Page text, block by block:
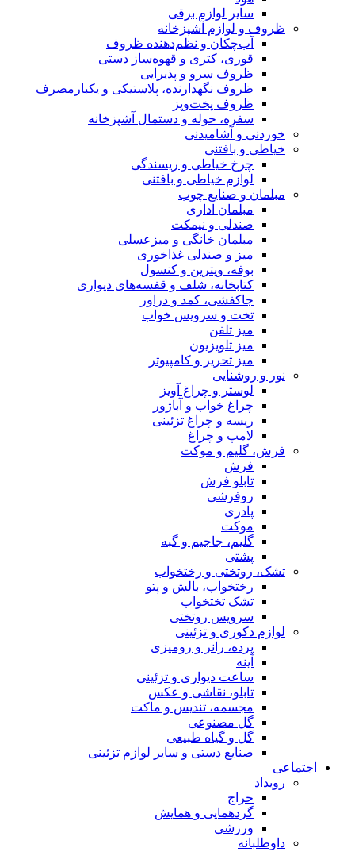
سایر لوازم برقی
ظروف و لوازم آشپزخانه
آب‌چکان و نظم‌دهنده ظروف
قوری، کتری و قهوه‌ساز دستی
ظروف سرو و پذیرایی
ظروف نگهدارنده، پلاستیکی و یکبارمصرف
ظروف پخت‌وپز
سفره، حوله و دستمال آشپزخانه
خوردنی و آشامیدنی
خیاطی و بافتنی
چرخ خیاطی و ریسندگی
لوازم خیاطی و بافتنی
مبلمان و صنایع چوب
مبلمان اداری
صندلی و نیمکت
مبلمان خانگی و میزعسلی
میز و صندلی غذاخوری
بوفه، ویترین و کنسول
کتابخانه، شلف و قفسه‌های دیواری
جاکفشی، کمد و دراور
تخت و سرویس خواب
میز تلفن
میز تلویزیون
میز تحریر و کامپیوتر
نور و روشنایی
لوستر و چراغ آویز
چراغ خواب و آباژور
ریسه و چراغ تزئینی
لامپ و چراغ
فرش، گلیم و موکت
فرش
تابلو فرش
روفرشی
پادری
موکت
گلیم، جاجیم و گبه
پشتی
تشک، روتختی و رختخواب
رختخواب، بالش و پتو
تشک تختخواب
سرویس روتختی
لوازم دکوری و تزئینی
پرده، رانر و رومیزی
آینه
ساعت دیواری و تزئینی
تابلو، نقاشی و عکس
مجسمه، تندیس و ماکت
گل مصنوعی
گل و گیاه طبیعی
صنایع دستی و سایر لوازم تزئینی
اجتماعی
رویداد
حراج
گردهمایی و همایش
ورزشی
داوطلبانه